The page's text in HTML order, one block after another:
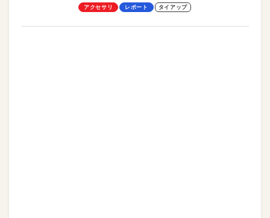
却プレート、シンプルな操作性がグッド！
アクセサリ レポート タイアップ